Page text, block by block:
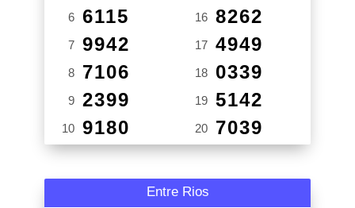
6 6115
7 9942
8 7106
9 2399
10 9180
16 8262
17 4949
18 0339
19 5142
20 7039
Entre Rios